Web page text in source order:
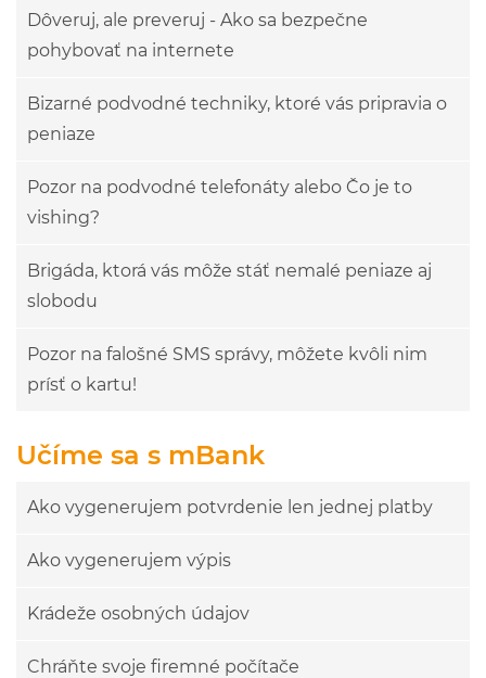
Dôveruj, ale preveruj - Ako sa bezpečne
pohybovať na internete
Bizarné podvodné techniky, ktoré vás pripravia o
peniaze
Pozor na podvodné telefonáty alebo Čo je to
vishing?
Brigáda, ktorá vás môže stáť nemalé peniaze aj
slobodu
Pozor na falošné SMS správy, môžete kvôli nim
prísť o kartu!
Učíme sa s mBank
Ako vygenerujem potvrdenie len jednej platby
Ako vygenerujem výpis
Krádeže osobných údajov
Chráňte svoje firemné počítače